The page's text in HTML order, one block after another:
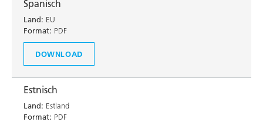
Spanisch
Land: EU
Format: PDF
DOWNLOAD
Estnisch
Land: Estland
Format: PDF